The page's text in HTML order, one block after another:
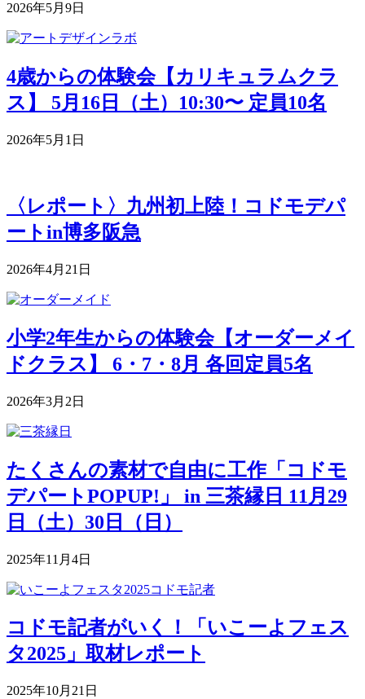
2026年5月9日
4歳からの体験会【カリキュラムクラ
ス】 5月16日（土）10:30〜 定員10名
2026年5月1日
〈レポート〉九州初上陸！コドモデパ
ートin博多阪急
2026年4月21日
小学2年生からの体験会【オーダーメイ
ドクラス】 6・7・8月 各回定員5名
2026年3月2日
たくさんの素材で自由に工作「コドモ
デパートPOPUP!」 in 三茶縁日 11月29
日（土）30日（日）
2025年11月4日
コドモ記者がいく！「いこーよフェス
タ2025」取材レポート
2025年10月21日